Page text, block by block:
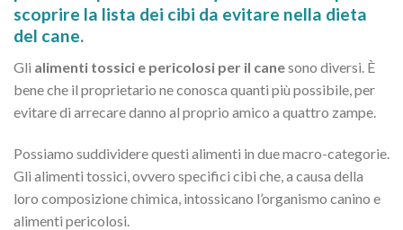
scoprire la lista dei cibi da evitare nella dieta
del cane.
Gli alimenti tossici e pericolosi per il canesono diversi. È
bene che il proprietario ne conosca quanti più possibile, per
evitare di arrecare danno al proprio amico a quattro zampe.
Possiamo suddividere questi alimenti in due macro-categorie.
Gli alimenti tossici, ovvero specifici cibi che, a causa della
loro composizione chimica, intossicano l’organismo canino e
alimenti pericolosi.